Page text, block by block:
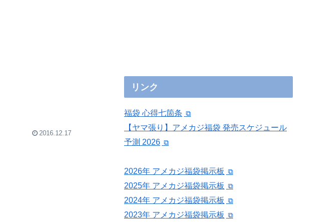
2016.12.17
リンク
福袋 心得七箇条
【ヤマ張り】アメカジ福袋 発売スケジュール
予測 2026
2026年 アメカジ福袋掲示板
2025年 アメカジ福袋掲示板
2024年 アメカジ福袋掲示板
2023年 アメカジ福袋掲示板